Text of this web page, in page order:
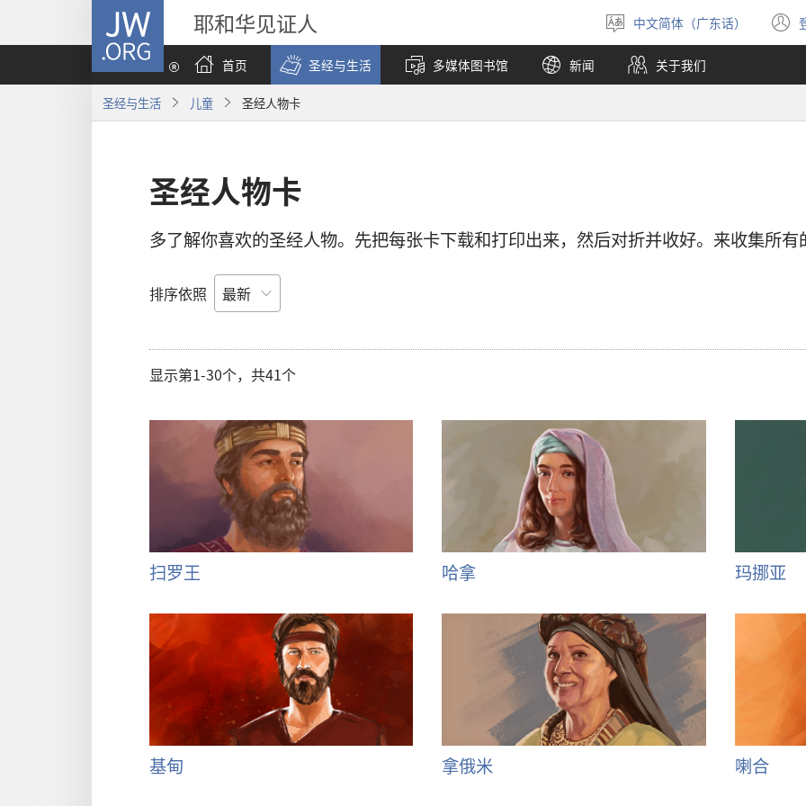
JW.ORG 耶和华见证人
选
择
语
言
中文简体（广东话）
首页 圣经与生活 多媒体图书馆 新闻 关于我们
圣经与生活 儿童 圣经人物卡
圣经人物卡
多了解你喜欢的圣经人物。先把每张卡下载和打印出来，然后对折并收好。来收集所
排序依照
显示第1-30个，共41个
扫罗王 哈拿 玛挪亚
基甸 拿俄米 喇合